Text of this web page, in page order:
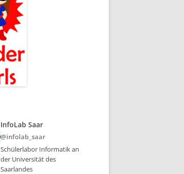
InfoLab Saar
@infolab_saar
Schülerlabor Informatik an
der Universität des
Saarlandes